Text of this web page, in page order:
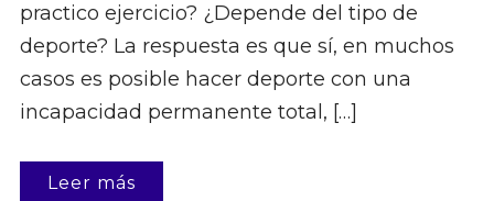
practico ejercicio? ¿Depende del tipo de
deporte? La respuesta es que sí, en muchos
casos es posible hacer deporte con una
incapacidad permanente total, […]
Leer más